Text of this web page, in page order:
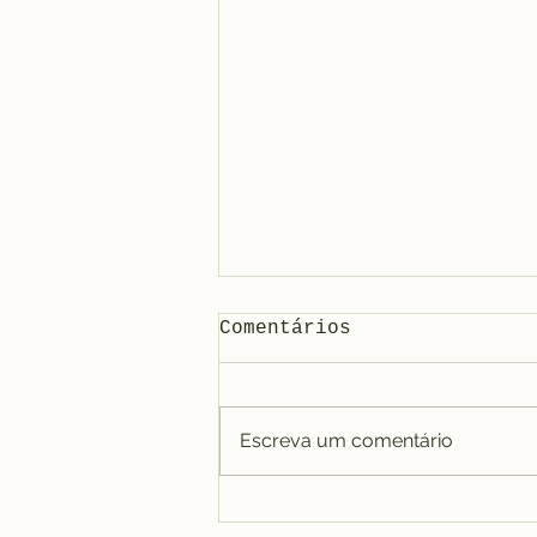
Comentários
Escreva um comentário